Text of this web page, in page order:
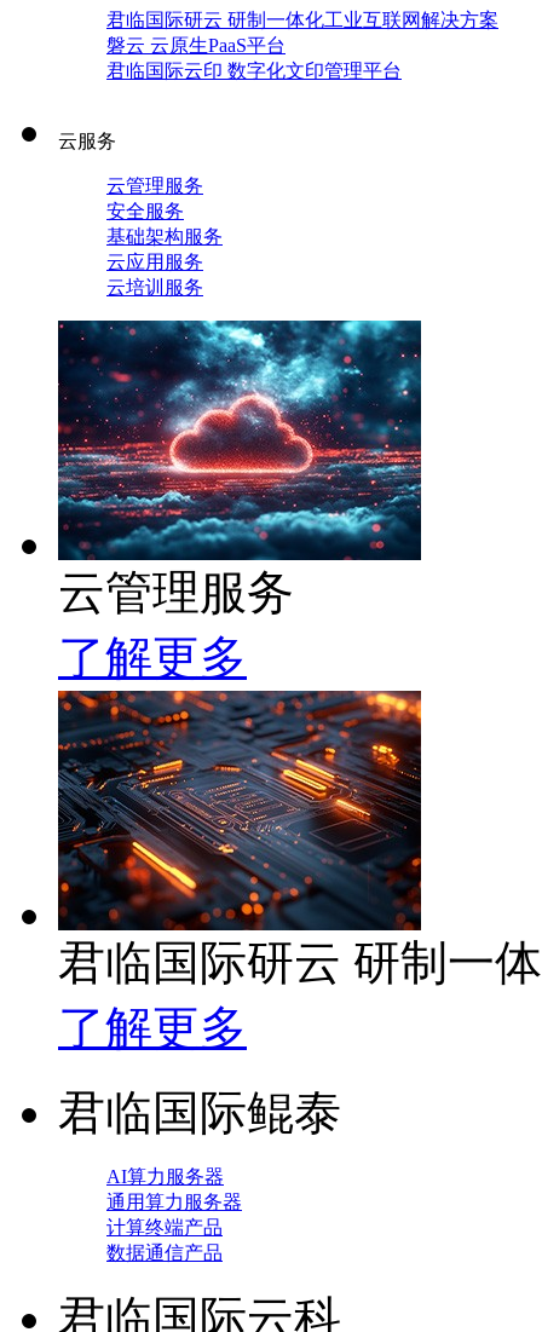
君临国际研云 研制一体化工业互联网解决方案
磐云 云原生PaaS平台
君临国际云印 数字化文印管理平台
云服务
云管理服务
安全服务
基础架构服务
云应用服务
云培训服务
云管理服务
了解更多
君临国际研云 研制一
了解更多
君临国际鲲泰
AI算力服务器
通用算力服务器
计算终端产品
数据通信产品
君临国际云科